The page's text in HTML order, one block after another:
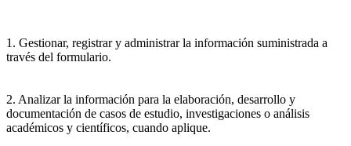
1. Gestionar, registrar y administrar la información suministrada a
través del formulario.
2. Analizar la información para la elaboración, desarrollo y
documentación de casos de estudio, investigaciones o análisis
académicos y científicos, cuando aplique.